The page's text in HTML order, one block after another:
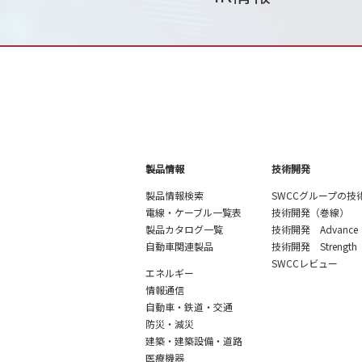
製品情報
製品情報検索
電線・ケーブル一覧表
製品カタログ一覧
自動車関連製品
エネルギー
情報通信
自動車・鉄道・交通
防災・減災
建築・建築設備・道路
医療機器
技術開発
SWCCグループの技
技術開発（巻線）
技術開発 Advance
技術開発 Strength
SWCCレビュー